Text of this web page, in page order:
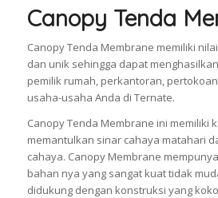
Canopy Tenda
Canopy Tenda Membrane memiliki
dan unik sehingga dapat
pemilik rumah, perkantoran,
usaha-usaha Anda di Ternate.
Canopy Tenda Membrane ini memiliki
memantulkan sinar cahaya matahari
cahaya. Canopy Membrane
bahan nya yang sangat kuat tidak
didukung dengan konstruksi yang